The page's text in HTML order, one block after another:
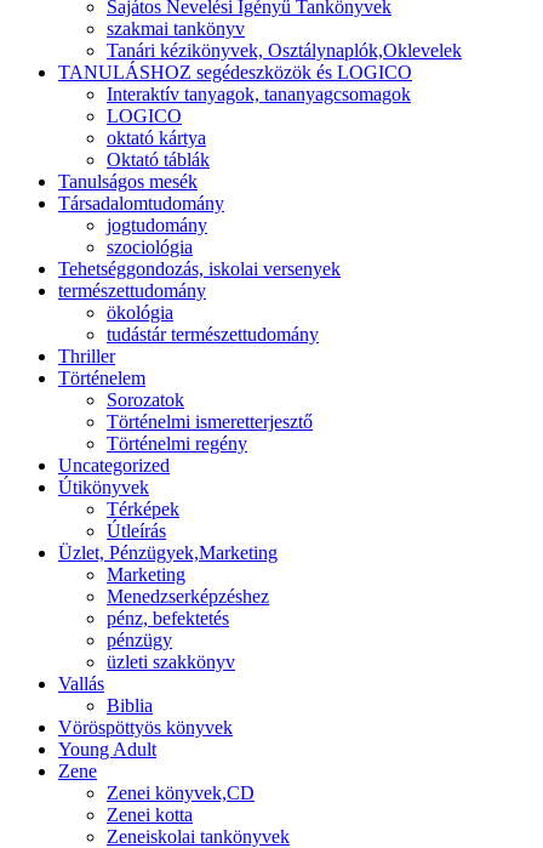
Sajátos Nevelési Igényű Tankönyvek
szakmai tankönyv
Tanári kézikönyvek, Osztálynaplók,Oklevelek
TANULÁSHOZ segédeszközök és LOGICO
Interaktív tanyagok, tananyagcsomagok
LOGICO
oktató kártya
Oktató táblák
Tanulságos mesék
Társadalomtudomány
jogtudomány
szociológia
Tehetséggondozás, iskolai versenyek
természettudomány
ökológia
tudástár természettudomány
Thriller
Történelem
Sorozatok
Történelmi ismeretterjesztő
Történelmi regény
Uncategorized
Útikönyvek
Térképek
Útleírás
Üzlet, Pénzügyek,Marketing
Marketing
Menedzserképzéshez
pénz, befektetés
pénzügy
üzleti szakkönyv
Vallás
Biblia
Vöröspöttyös könyvek
Young Adult
Zene
Zenei könyvek,CD
Zenei kotta
Zeneiskolai tankönyvek